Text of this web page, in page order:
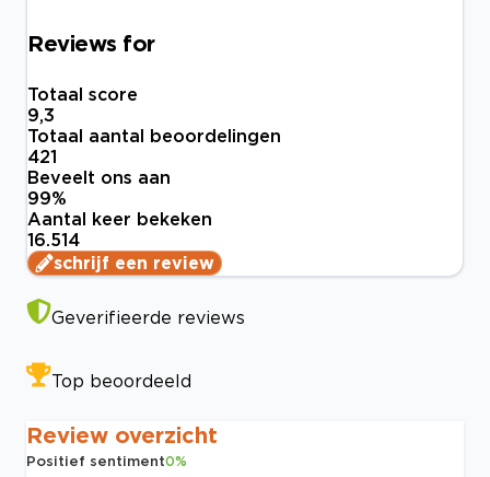
Reviews for
Totaal score
9,3
Totaal aantal beoordelingen
421
Beveelt ons aan
99%
Aantal keer bekeken
16.514
schrijf een review
Geverifieerde reviews
Top beoordeeld
Review overzicht
Positief sentiment0%